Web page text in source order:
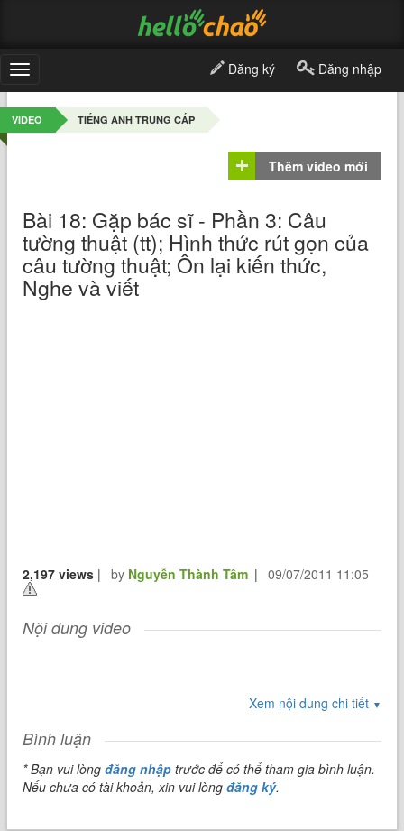
Toggle
navigation
Đăng ký Đăng nhập
VIDEO TIẾNG ANH TRUNG CẤP
Thêm video mới
Bài 18: Gặp bác sĩ - Phần 3: Câu
tường thuật (tt); Hình thức rút gọn của
câu tường thuật; Ôn lại kiến thức,
Nghe và viết
2,197 views | by Nguyễn Thành Tâm | 09/07/2011 11:05
Nội dung video
Xem nội dung chi tiết ▼
Bình luận
* Bạn vui lòngđăng nhập trước để có thể tham gia bình luận.
Nếu chưa có tài khoản, xin vui lòngđăng ký.